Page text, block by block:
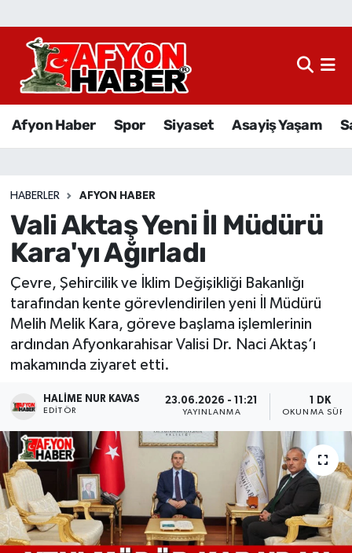
Afyon Haber Spor Siyaset Asayiş Yaşam
HABERLER AFYON HABER
Vali Aktaş Yeni İl Müdürü
Kara'yı Ağırladı
Çevre, Şehircilik ve İklim Değişikliği Bakanlığı
tarafından kente görevlendirilen yeni İl Müdürü
Melih Melik Kara, göreve başlama işlemlerinin
ardından Afyonkarahisar Valisi Dr. Naci Aktaş’ı
makamında ziyaret etti.
HALIME NUR KAVAS
EDITÖR
23.06.2026 - 11:21
YAYINLANMA
1 DK
OKUNMA
Afyon Haber
Sağlık
Eğitim
Sivil Toplum
Ekonomi